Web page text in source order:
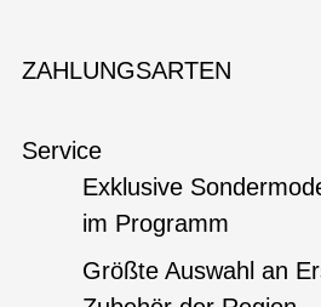
ZAHLUNGSARTEN
Service
Exklusive
im Programm
Größte Auswahl an